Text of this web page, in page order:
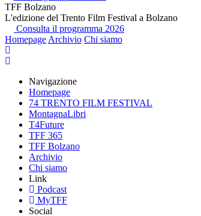
TFF Bolzano
L'edizione del Trento Film Festival a Bolzano
Consulta il programma 2026
Homepage Archivio Chi siamo
Navigazione
Homepage
74 TRENTO FILM FESTIVAL
MontagnaLibri
T4Future
TFF 365
TFF Bolzano
Archivio
Chi siamo
Link
Podcast
MyTFF
Social